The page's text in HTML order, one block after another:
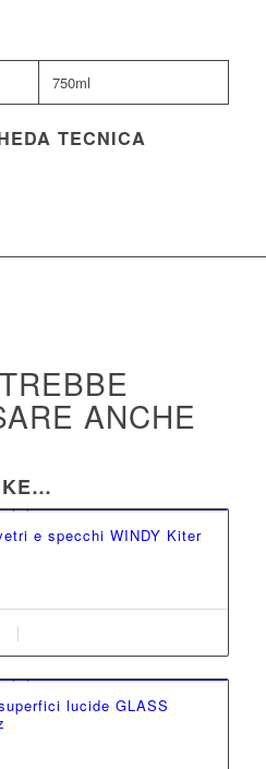
750ml
TECNICA
ANCHE
e specchi WINDY Kiter
lucide GLASS